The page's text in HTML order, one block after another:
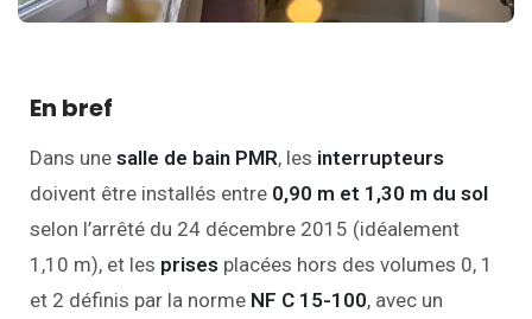
En bref
Dans une salle de bain PMR, les interrupteurs
doivent être installés entre 0,90 m et 1,30 m du sol
selon l’arrêté du 24 décembre 2015 (idéalement
1,10 m), et les prises placées hors des volumes 0, 1
et 2 définis par la norme NF C 15-100, avec un